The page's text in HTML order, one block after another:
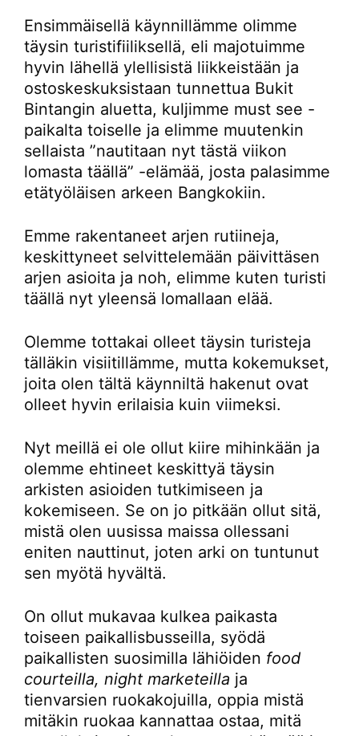
Ensimmäisellä käynnillämme olimme
täysin turistifiiliksellä, eli majotuimme
hyvin lähellä ylellisistä liikkeistään ja
ostoskeskuksistaan tunnettua Bukit
Bintangin aluetta, kuljimme must see -
paikalta toiselle ja elimme muutenkin
sellaista ”nautitaan nyt tästä viikon
lomasta täällä” -elämää, josta palasimme
etätyöläisen arkeen Bangkokiin.
Emme rakentaneet arjen rutiineja,
keskittyneet selvittelemään päivittäsen
arjen asioita ja noh, elimme kuten turisti
täällä nyt yleensä lomallaan elää.
Olemme tottakai olleet täysin turisteja
tälläkin visiitillämme, mutta kokemukset,
joita olen tältä käynniltä hakenut ovat
olleet hyvin erilaisia kuin viimeksi.
Nyt meillä ei ole ollut kiire mihinkään ja
olemme ehtineet keskittyä täysin
arkisten asioiden tutkimiseen ja
kokemiseen. Se on jo pitkään ollut sitä,
mistä olen uusissa maissa ollessani
eniten nauttinut, joten arki on tuntunut
sen myötä hyvältä.
On ollut mukavaa kulkea paikasta
toiseen paikallisbusseilla, syödä
paikallisten suosimilla lähiöiden food
courteilla, night marketeilla ja
tienvarsien ruokakojuilla, oppia mistä
mitäkin ruokaa kannattaa ostaa, mitä